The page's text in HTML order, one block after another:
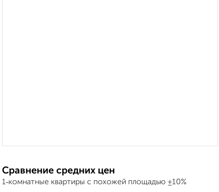
Сравнение средних цен
1‑комнатные квартиры с похожей площадью ±10%